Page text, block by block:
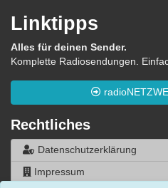
Linktipps
Alles für deinen Sender.
Komplette Radiosendungen.
Rechtliches
Datenschutzerklärung
Impressum